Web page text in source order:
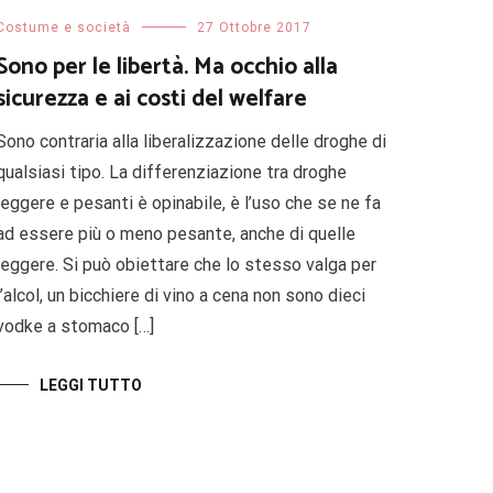
e società 27 Ottobre 2017
per le libertà. Ma occhio alla
e ai costi del welfare
contraria alla liberalizzazione delle droghe di
tipo. La differenziazione tra droghe
e pesanti è opinabile, è l’uso che se ne fa
essere più o meno pesante, anche di quelle
Si può obiettare che lo stesso valga per
un bicchiere di vino a cena non sono dieci
a stomaco […]
LEGGI TUTTO